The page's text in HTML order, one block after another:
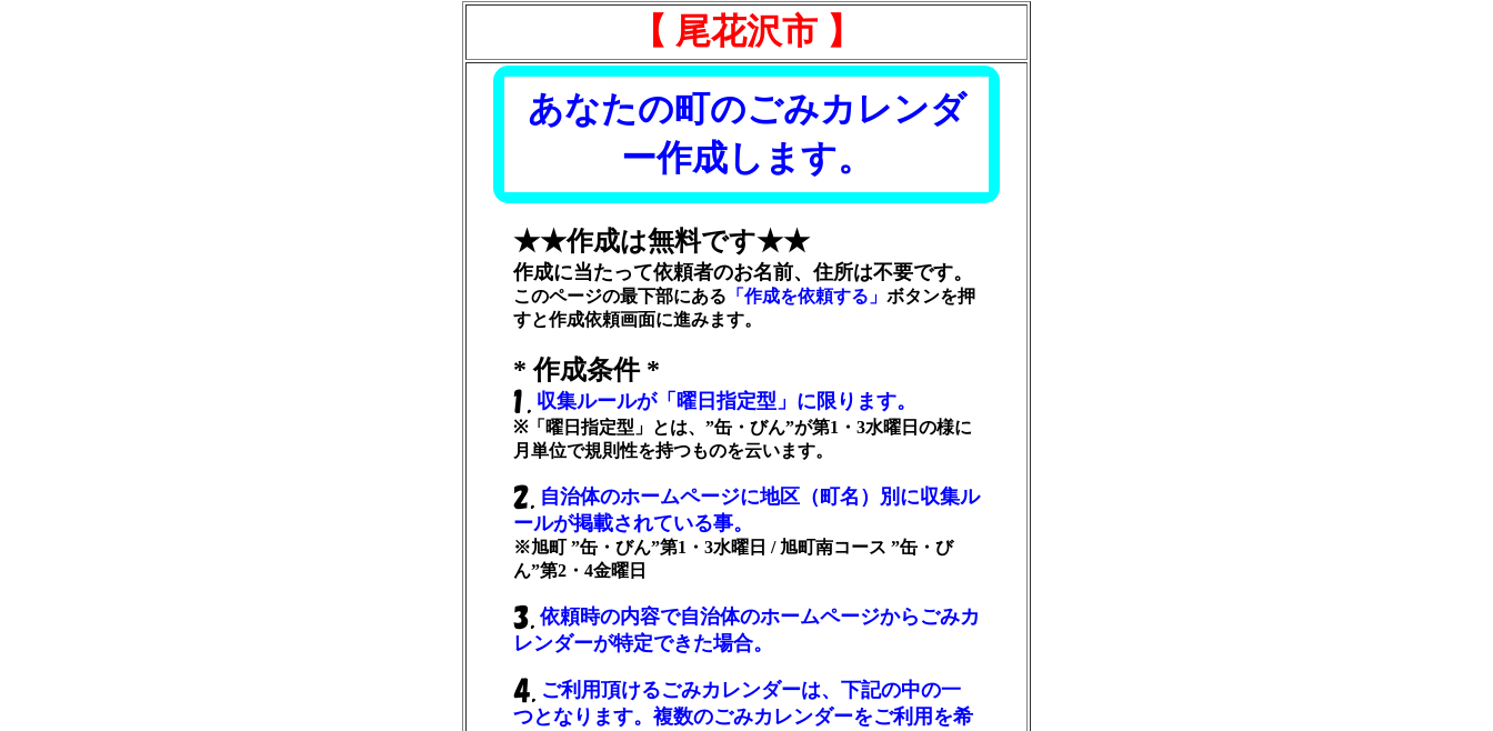
【 尾花沢市 】
あなたの町のごみカレンダ
ー作成します。
★★作成は無料です★★
作成に当たって依頼者のお名前、住所は不要です。
このページの最下部にある 「作成を依頼する」 ボタンを押
すと作成依頼画面に進みます。
* 作成条件 *
収集ルールが「曜日指定型」に限ります。
※「曜日指定型」とは、”缶・びん”が第1・3水曜日の様に
月単位で規則性を持つものを云います。
自治体のホームページに地区（町名）別に収集ル
ールが掲載されている事。
※旭町 ”缶・びん”第1・3水曜日 / 旭町南コース ”缶・び
ん”第2・4金曜日
依頼時の内容で自治体のホームページからごみカ
レンダーが特定できた場合。
ご利用頂けるごみカレンダーは、下記の中の一
つとなります。複数のごみカレンダーをご利用を希